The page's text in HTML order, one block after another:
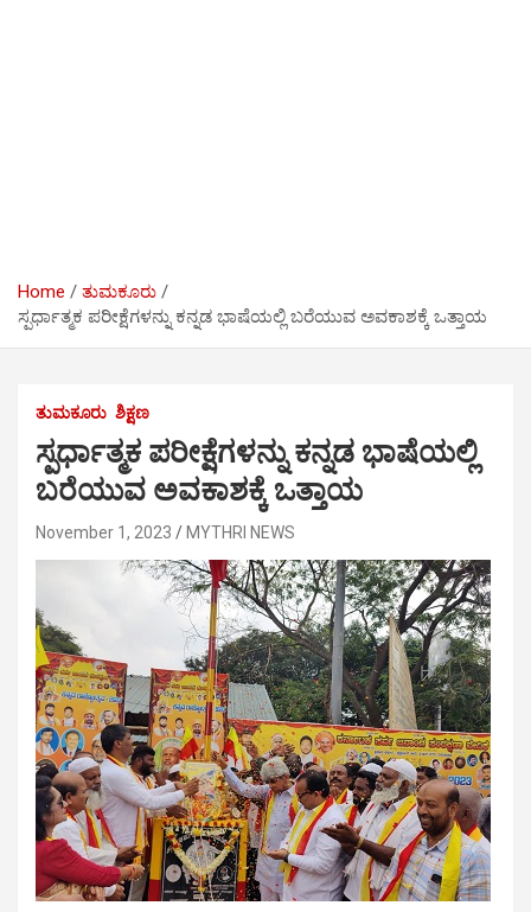
Home
ತುಮಕೂರು
ಸ್ಪರ್ಧಾತ್ಮಕ ಪರೀಕ್ಷೆಗಳನ್ನು ಕನ್ನಡ ಭಾಷೆಯಲ್ಲಿ ಬರೆಯುವ ಅವಕಾಶಕ್ಕೆ ಒತ್ತಾಯ
ತುಮಕೂರು ಶಿಕ್ಷಣ
ಸ್ಪರ್ಧಾತ್ಮಕ ಪರೀಕ್ಷೆಗಳನ್ನು ಕನ್ನಡ ಭಾಷೆಯಲ್ಲಿ
ಬರೆಯುವ ಅವಕಾಶಕ್ಕೆ ಒತ್ತಾಯ
November 1, 2023 MYTHRI NEWS